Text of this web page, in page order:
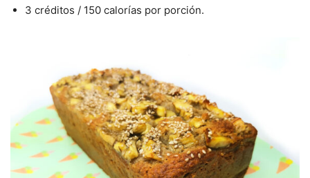
3 créditos / 150 calorías por porción.